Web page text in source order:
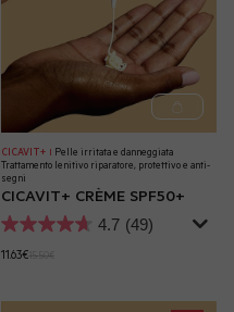
CICAVIT+ | Pelle irritata e danneggiata
Trattamento lenitivo riparatore, protettivo e anti-
segni
CICAVIT+ CRÈME SPF50+
4.7 (49)
11.63€15.50€